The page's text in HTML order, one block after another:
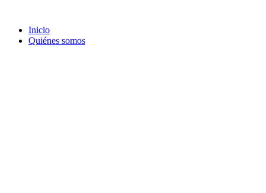
contenido
Inicio
Quiénes somos